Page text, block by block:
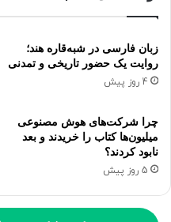
زبان فارسی در شبه‌قاره هند؛
روایت یک حضور تاریخی و تمدنی
4 روز پیش
چرا شرکت‌های هوش مصنوعی
میلیون‌ها کتاب را خریدند و بعد
نابود کردند؟
5 روز پیش